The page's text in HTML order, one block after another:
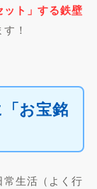
ット」する鉄壁
！
お宝銘
常生活（よく行